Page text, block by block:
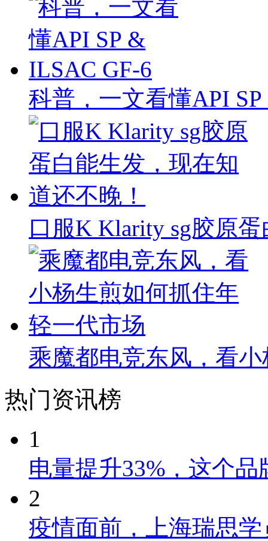
科普，一文看懂API
口服K Klarity sg胶原
乘魔都电竞东风，看
热门资讯榜
1
电量提升33%，这个
2
疫情面前，上海瑞思